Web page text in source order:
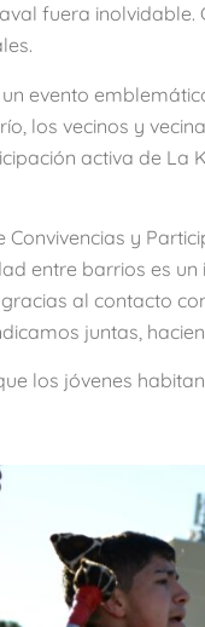
fuera
evento
los vecinos y
activa de La
Convivencias y
entre barrios es
al contacto
juntas,
los jóvenes